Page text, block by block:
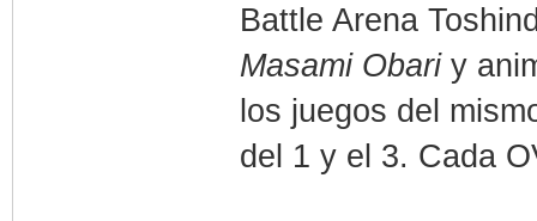
Battle Arena
Masami Obariy
los juegos del
del 1 y el 3. Cada